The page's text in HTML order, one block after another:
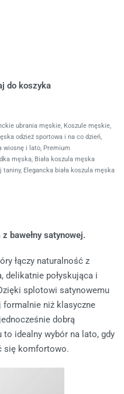
do koszyka
ubrania męskie, Koszule męskie,
odzież sportowa i na co dzień,
wiosnę i lato, Premium
męska, Biała koszula męska
taniny, Elegancka biała koszula męska
bawełny satynowej.
łączy naturalność z
delikatnie połyskująca i
splotowi satynowemu
formalnie niż klasyczne
dobrą
idealny wybór na lato, gdy
się komfortowo.